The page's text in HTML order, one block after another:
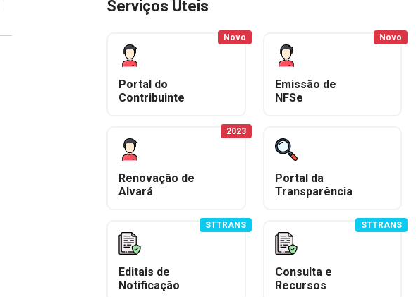
Serviços Úteis
Portal do
Contribuinte
Novo
Emissão de
NFSe
Novo
Renovação de
Alvará
2023
Portal da
Transparência
Editais de
Notificação
STTRANS
Consulta e
Recursos
STTRANS